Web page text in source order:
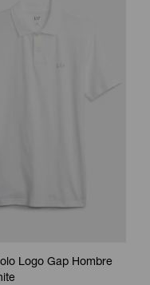
Logo Gap Hombre